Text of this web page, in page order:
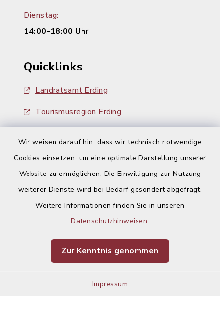
Wir weisen darauf hin, dass wir technisch notwendige
Cookies einsetzen, um eine optimale Darstellung unserer
Website zu ermöglichen. Die Einwilligung zur Nutzung
weiterer Dienste wird bei Bedarf gesondert abgefragt.
Weitere Informationen finden Sie in unseren
Datenschutzhinweisen.
Zur Kenntnis genommen
Impressum
Dienstag:
14:00-18:00 Uhr
Quicklinks
Landratsamt Erding
Tourismusregion Erding
Kontakt
Datenschutz
Impressum